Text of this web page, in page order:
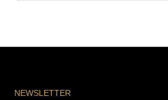
NEWSLETTER